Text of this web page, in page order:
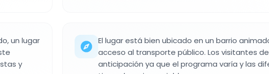
un lugar
y
El lugar está bien ubicado en un barrio
acceso al transporte público. Los visitantes
anticipación ya que el programa varía y las